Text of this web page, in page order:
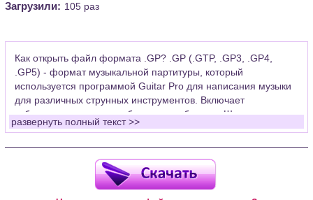
Загрузили: 105 раз
Как открыть файл формата .GP? .GP (.GTP, .GP3, .GP4,
.GP5) - формат музыкальной партитуры, который
используется программой Guitar Pro для написания музыки
для различных струнных инструментов. Включает
табулатуры для гитары, бас-гитары, банджо. Широко
применяется для создания партитур, которые затем
Для открытия нот этого формата Вам необходимо
установить у себя на рабочем компьютере программу Guitar
Pro (желательно, последней версии). Скачать её можно с
развернуть полный текст >>